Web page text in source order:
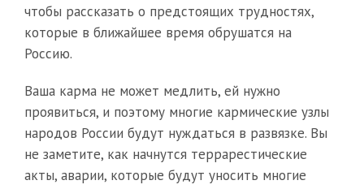
чтобы рассказать о предстоящих трудностях,
которые в ближайшее время обрушатся на
Россию.
Ваша карма не может медлить, ей нужно
проявиться, и поэтому многие кармические узлы
народов России будут нуждаться в развязке. Вы
не заметите, как начнутся террарестические
акты, аварии, которые будут уносить многие